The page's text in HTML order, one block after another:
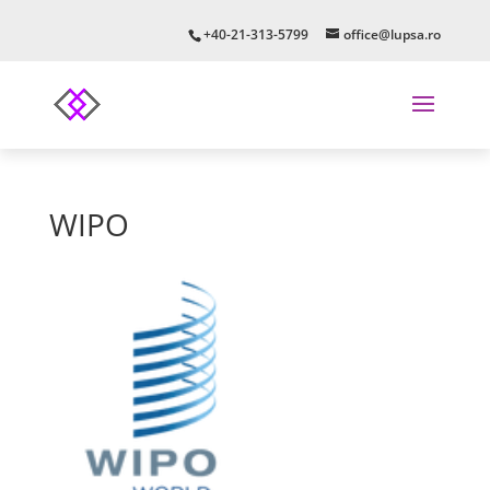
+40-21-313-5799 office@lupsa.ro
WIPO